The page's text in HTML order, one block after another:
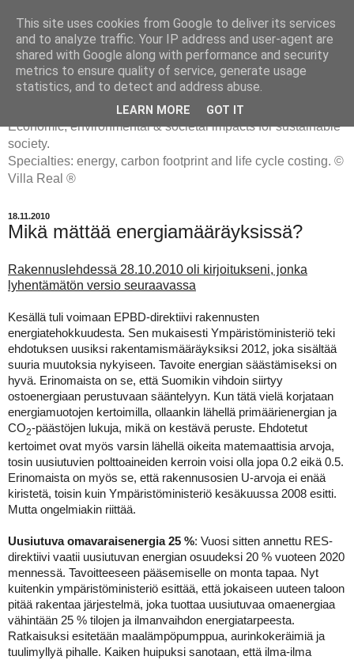
ENERGIATYHMYRIT
Economic, environmental & societal impacts for sustainable
society.
Specialties: energy, carbon footprint and life cycle costing. ©
Villa Real ®
18.11.2010
Mikä mättää energiamääräyksissä?
Rakennuslehdessä 28.10.2010 oli kirjoitukseni, jonka
lyhentämätön versio seuraavassa
Kesällä tuli voimaan EPBD-direktiivi rakennusten
energiatehokkuudesta. Sen mukaisesti Ympäristöministeriö teki
ehdotuksen uusiksi rakentamismääräyksiksi 2012, joka sisältää
suuria muutoksia nykyiseen. Tavoite energian säästämiseksi on
hyvä. Erinomaista on se, että Suomikin vihdoin siirtyy
ostoenergiaan perustuvaan sääntelyyn. Kun tätä vielä korjataan
energiamuotojen kertoimilla, ollaankin lähellä primäärienergian ja
CO2-päästöjen lukuja, mikä on kestävä peruste. Ehdotetut
kertoimet ovat myös varsin lähellä oikeita matemaattisia arvoja,
tosin uusiutuvien polttoaineiden kerroin voisi olla jopa 0.2 eikä 0.5.
Erinomaista on myös se, että rakennusosien U-arvoja ei enää
kiristetä, toisin kuin Ympäristöministeriö kesäkuussa 2008 esitti.
Mutta ongelmiakin riittää.
Uusiutuva omavaraisenergia 25 %: Vuosi sitten annettu RES-
direktiivi vaatii uusiutuvan energian osuudeksi 20 % vuoteen 2020
mennessä. Tavoitteeseen pääsemiselle on monta tapaa. Nyt
kuitenkin ympäristöministeriö esittää, että jokaiseen uuteen taloon
pitää rakentaa järjestelmä, joka tuottaa uusiutuvaa omaenergiaa
vähintään 25 % tilojen ja ilmanvaihdon energiatarpeesta.
Ratkaisuksi esitetään maalämpöpumppua, aurinkokeräimiä ja
tuulimyllyä pihalle. Kaiken huipuksi sanotaan, että ilma-ilma
This site uses cookies from Google to deliver its services
and to analyze traffic. Your IP address and user-agent are
shared with Google along with performance and security
metrics to ensure quality of service, generate usage
statistics, and to detect and address abuse.
LEARN MORE GOT IT